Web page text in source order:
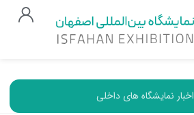
اخبار نمایشگاه های داخلی